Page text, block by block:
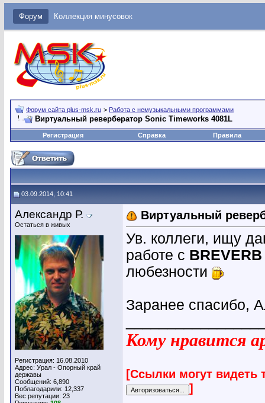
Форум Коллекция минусовок
Форум сайта plus-msk.ru > Работа с немузыкальными программами
Виртуальный ревербератор Sonic Timeworks 4081L
Регистрация Справка Правила
03.09.2014, 10:41
Александр Р.
Остаться в живых
Регистрация: 16.08.2010
Адрес: Урал - Опорный край
державы
Сообщений: 6,890
Поблагодарили: 12,337
Вес репутации: 23
Виртуальный
Ув. коллеги, ищу
работе с BREVERB
любезности
Заранее спасибо,
Кому нравится
[Ссылки могут видеть
]